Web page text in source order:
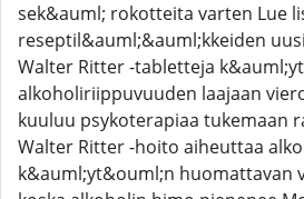
sek&auml; rokotteita varten Lue
reseptil&auml;&auml;kkeiden
Walter Ritter -tabletteja
alkoholiriippuvuuden laajaan
kuuluu psykoterapiaa tukemaan
Walter Ritter -hoito aiheuttaa
k&auml;yt&ouml;n huomattavan